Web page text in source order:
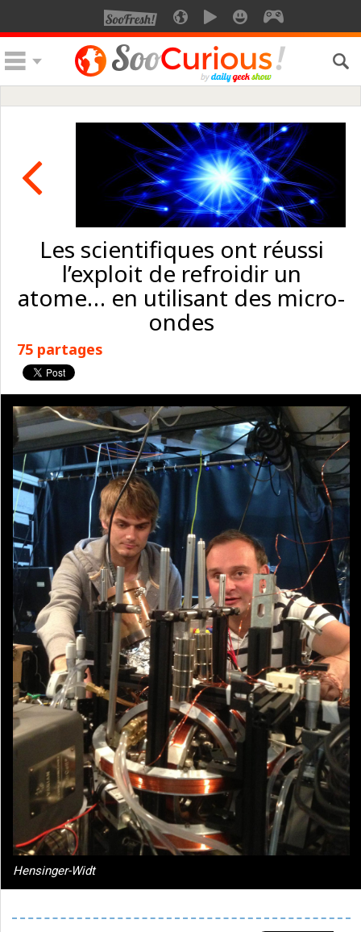
Les scientifiques ont réussi
l’exploit de refroidir un
atome… en utilisant des micro-
ondes
75 partages
Hensinger-Widt